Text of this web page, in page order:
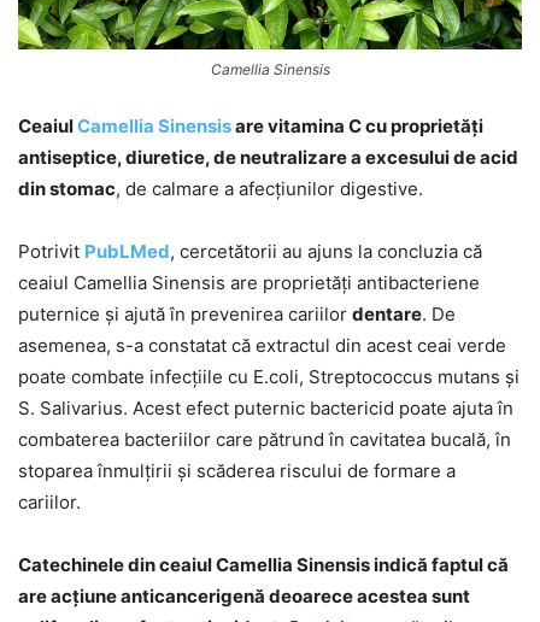
Camellia Sinensis
CeaiulCamellia Sinensisare vitamina C cu proprietăți
antiseptice, diuretice, de neutralizare a excesului de acid
din stomac, de calmare a afecțiunilor digestive.
Potrivit PubLMed, cercetătorii au ajuns la concluzia că
ceaiul Camellia Sinensis are proprietăți antibacteriene
puternice și ajută în prevenirea cariilor dentare. De
asemenea, s-a constatat că extractul din acest ceai verde
poate combate infecțiile cu E.coli, Streptococcus mutans și
S. Salivarius. Acest efect puternic bactericid poate ajuta în
combaterea bacteriilor care pătrund în cavitatea bucală, în
stoparea înmulțirii și scăderea riscului de formare a
cariilor.
Catechinele din ceaiul Camellia Sinensis indică faptul că
are acțiune anticancerigenă deoarece acestea sunt